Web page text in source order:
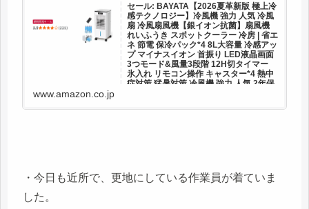
セール: BAYATA【2026夏革新版 極上冷
感テクノロジー】冷風機 強力 人気 冷風
扇 冷風扇風機【銀イオン抗菌】扇風機
れいふうき スポットクーラー 冷房 | 省エ
ネ 節電 保冷パック*4 8L大容量 冷感アッ
プ マイナスイオン 首振り LED液晶画面
3つモード&風量3段階 12H切タイマー
氷入れ リモコン操作 キャスター*4 熱中
症対策 猛暑対策 冷風機 強力 人気 2年保
ー】冷風機 強力 人気 冷風扇 冷風扇風機 【銀イ
www.amazon.co.jp
・今日も近所で、更地にしている作業員が着ていま
した。